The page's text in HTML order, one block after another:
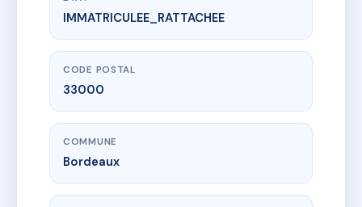
www.vme.plus/AE0121798
2 RUE LEO DROUYN BORDEAUX
2 r leo drouyn
IMMATRICULEE_RATTACHEE
CODE POSTAL
33000
COMMUNE
Bordeaux